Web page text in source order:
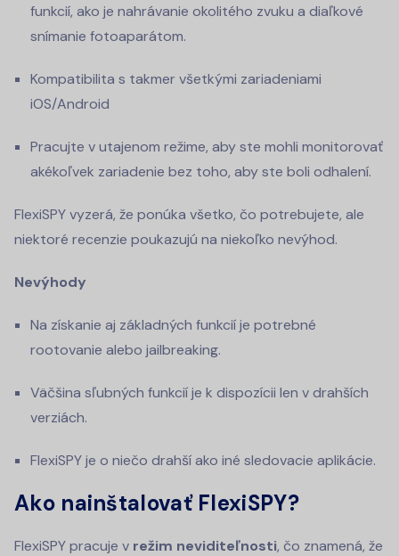
funkcií, ako je nahrávanie okolitého zvuku a diaľkové
snímanie fotoaparátom.
Kompatibilita s takmer všetkými zariadeniami
iOS/Android
Pracujte v utajenom režime, aby ste mohli monitorovať
akékoľvek zariadenie bez toho, aby ste boli odhalení.
FlexiSPY vyzerá, že ponúka všetko, čo potrebujete, ale
niektoré recenzie poukazujú na niekoľko nevýhod.
Nevýhody
Na získanie aj základných funkcií je potrebné
rootovanie alebo jailbreaking.
Väčšina sľubných funkcií je k dispozícii len v drahších
verziách.
FlexiSPY je o niečo drahší ako iné sledovacie aplikácie.
Ako nainštalovať FlexiSPY?
FlexiSPY pracuje v režim neviditeľnosti, čo znamená, že